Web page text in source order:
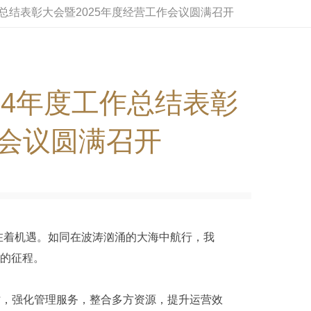
结表彰大会暨2025年度经营工作会议圆满召开
年度工作总结表彰
议圆满召开
机遇。如同在波涛汹涌的大海中航行，我
征程。
强化管理服务，整合多方资源，提升运营效